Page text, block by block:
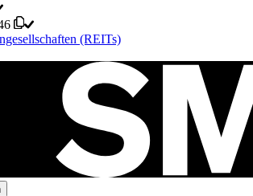
(REITs)